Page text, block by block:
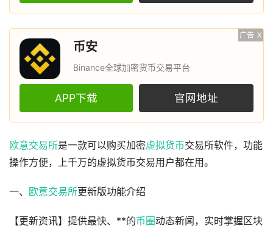
广告 X
币安
Binance全球加密货币交易平台
APP下载 官网地址
欧意交易所是一款可以购买加密虚拟货币交易所软件，功能
操作方便，上千万的虚拟货币交易用户都在用。
一、 欧意交易所更新版功能介绍
【更新资讯】提供最快、**的币圈动态新闻，实时掌握区块